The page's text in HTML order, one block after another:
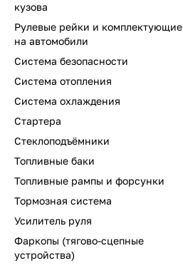
кузова
Рулевые рейки и комплектующие
на автомобили
Система безопасности
Система отопления
Система охлаждения
Стартера
Стеклоподъёмники
Топливные баки
Топливные рампы и форсунки
Тормозная система
Усилитель руля
Фаркопы (тягово-сцепные
устройства)